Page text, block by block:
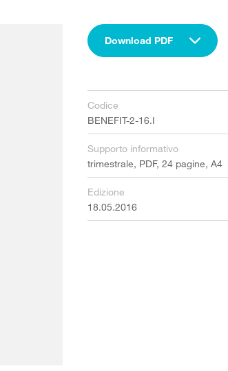
Download PDF
Codice
BENEFIT-2-16.I
Supporto informativo
trimestrale, PDF, 24 pagine, A4
Edizione
18.05.2016